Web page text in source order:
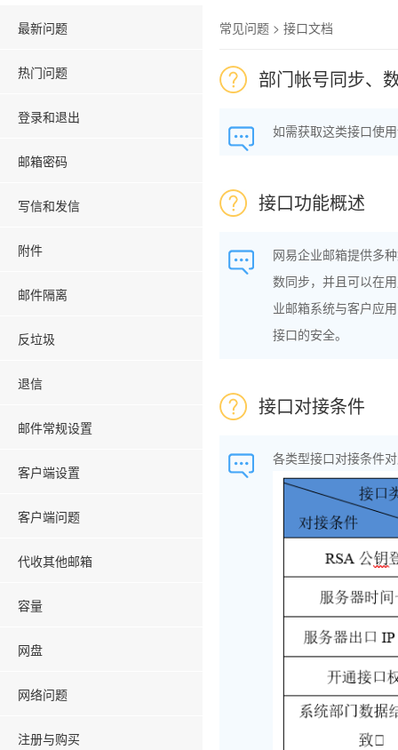
最新问题
热门问题
登录和退出
邮箱密码
写信和发信
附件
邮件隔离
反垃圾
退信
邮件常规设置
客户端设置
客户端问题
代收其他邮箱
容量
网盘
网络问题
注册与购买
常见问题 > 接口文档
部门帐号同步、
如需获取这类接口使
接口功能概述
网易企业邮箱提供多
数同步，并且可以在
业邮箱系统与客户应
接口的安全。
接口对接条件
各类型接口对接条件